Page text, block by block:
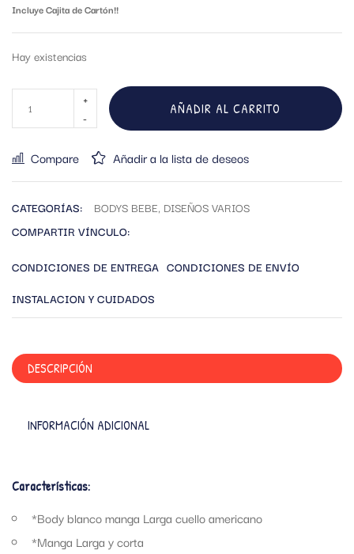
Incluye Cajita de Cartón!!
Hay existencias
AÑADIR AL CARRITO
Compare Añadir a la lista de deseos
CATEGORÍAS: BODYS BEBE, DISEÑOS VARIOS
COMPARTIR VÍNCULO:
CONDICIONES DE ENTREGA CONDICIONES DE ENVÍO
INSTALACION Y CUIDADOS
DESCRIPCIÓN
INFORMACIÓN ADICIONAL
Características:
*Body blanco manga Larga cuello americano
*Manga Larga y corta